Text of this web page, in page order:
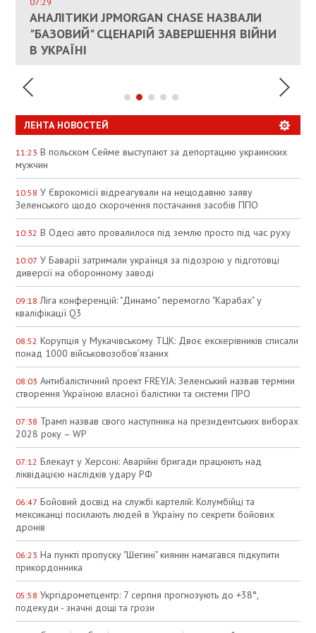
КАНДИДАТ В ПРЕМЬЕРЫ ПОЛЬШИ ПРИЗВАЛ
ЕС ПРЕКРАТИТЬ ВОЕННУЮ ПОМОЩЬ
УКРАИНЕ
АНАЛІТИКИ JPMORGAN CHASE НАЗВАЛИ
"БАЗОВИЙ" СЦЕНАРІЙ ЗАВЕРШЕННЯ ВІЙНИ
В УКРАЇНІ
СОСТОИТСЯ В БЛИЖАЙШЕЕ ВРЕМЯ, –
РЮТТЕ
ПАЛИВНИЙ РИНОК РОЗІГРІЛИ ШТУЧНО:
АНАЛІТИКИ ЗВИНУВАТИЛИ АЗС У
СПЕКУЛЯЦІЇ
ЛЕНТА НОВОСТЕЙ
11:23 В польском Сейме выступают за депортацию украинских
мужчин
10:58 У Єврокомісії відреагували на нещодавню заяву
Зеленського щодо скорочення постачання засобів ППО
10:32 В Одесі авто провалилося під землю просто під час руху
10:07 У Баварії затримали українця за підозрою у підготовці
диверсії на оборонному заводі
09:18 Ліга конференцій: "Динамо" перемогло "Карабах" у
кваліфікації Q3
08:52 Корупція у Мукачівському ТЦК: Двоє екскерівників списали
понад 1000 військовозобов’язаних
08:03 Антибалістичний проект FREYJA: Зеленський назвав терміни
створення Україною власної балістики та системи ПРО
07:38 Трамп назвав свого наступника на президентських виборах
2028 року – WP
07:12 Блекаут у Херсоні: Аварійні бригади працюють над
ліквідацією наслідків удару РФ
06:47 Бойовий досвід на службі картелій: Колумбійці та
мексиканці посилають людей в Україну по секрети бойових
дронів
06:23 На пункті пропуску "Шегині" киянин намагався підкупити
прикордонника
05:58 Укргідрометцентр: 7 серпня прогнозують до +38°,
подекуди - значні дощі та грози